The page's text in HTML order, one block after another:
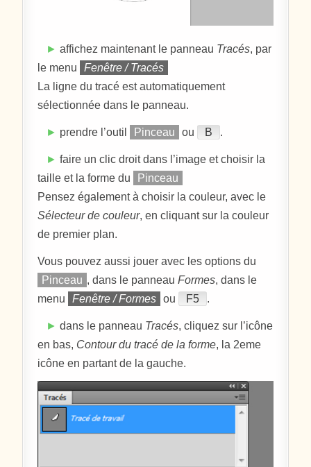
► affichez maintenant le panneau Tracés, par
le menu
Fenêtre / Tracés
La ligne du tracé est automatiquement
sélectionnée dans le panneau.
► prendre l’outil Pinceau ou B .
► faire un clic droit dans l’image et choisir la
taille et la forme du
Pinceau
Pensez également à choisir la couleur, avec le
Sélecteur de couleur, en cliquant sur la couleur
de premier plan.
Vous pouvez aussi jouer avec les options du
Pinceau , dans le panneauFormes, dans le
menu
Fenêtre / Formes ou F5 .
► dans le panneau Tracés, cliquez sur l’icône
en bas, Contour du tracé de la forme, la 2eme
icône en partant de la gauche.